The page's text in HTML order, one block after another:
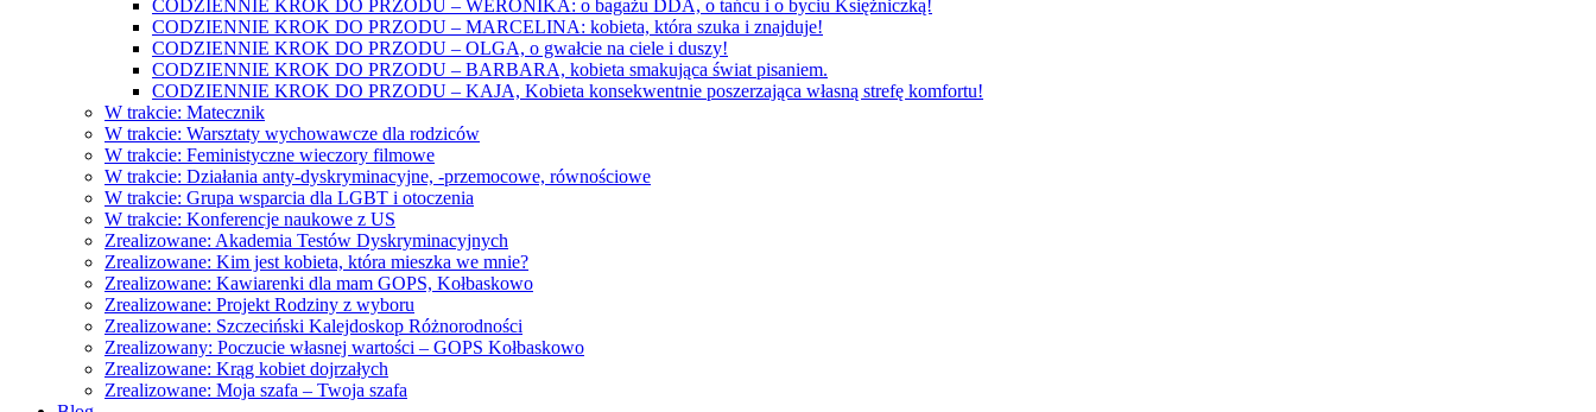
CODZIENNIE KROK DO PRZODU – WERONIKA: o bagażu DDA, o tańcu i o byciu Księżniczką!
CODZIENNIE KROK DO PRZODU – MARCELINA: kobieta, która szuka i znajduje!
CODZIENNIE KROK DO PRZODU – OLGA, o gwałcie na ciele i duszy!
CODZIENNIE KROK DO PRZODU – BARBARA, kobieta smakująca świat pisaniem.
CODZIENNIE KROK DO PRZODU – KAJA, Kobieta konsekwentnie poszerzająca własną strefę komfortu!
W trakcie: Matecznik
W trakcie: Warsztaty wychowawcze dla rodziców
W trakcie: Feministyczne wieczory filmowe
W trakcie: Działania anty-dyskryminacyjne, -przemocowe, równościowe
W trakcie: Grupa wsparcia dla LGBT i otoczenia
W trakcie: Konferencje naukowe z US
Zrealizowane: Akademia Testów Dyskryminacyjnych
Zrealizowane: Kim jest kobieta, która mieszka we mnie?
Zrealizowane: Kawiarenki dla mam GOPS, Kołbaskowo
Zrealizowane: Projekt Rodziny z wyboru
Zrealizowane: Szczeciński Kalejdoskop Różnorodności
Zrealizowany: Poczucie własnej wartości – GOPS Kołbaskowo
Zrealizowane: Krąg kobiet dojrzałych
Zrealizowane: Moja szafa – Twoja szafa